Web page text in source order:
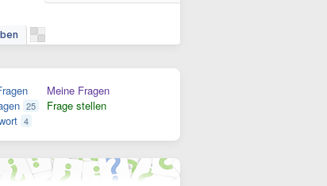
25
4
Meine Fragen
Frage stellen